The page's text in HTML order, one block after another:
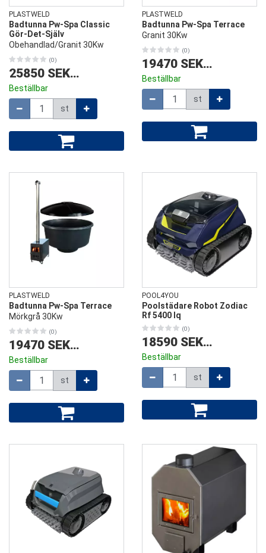
PLASTWELD
Badtunna Pw-Spa Classic
Gör-Det-Själv
Obehandlad/Granit 30Kw
(0)
25850 SEK
/
Beställbar
st
PLASTWELD
Badtunna Pw-Spa Terrace
Granit 30Kw
(0)
19470 SEK
/
Beställbar
st
PLASTWELD
Badtunna Pw-Spa Terrace
Mörkgrå 30Kw
(0)
19470 SEK
/
Beställbar
st
POOL4YOU
Poolstädare Robot Zodiac
Rf 5400 Iq
(0)
18590 SEK
/
Beställbar
st